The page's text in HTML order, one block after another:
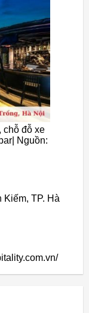
chỗ đỗ xe
Nguồn:
TP. Hà